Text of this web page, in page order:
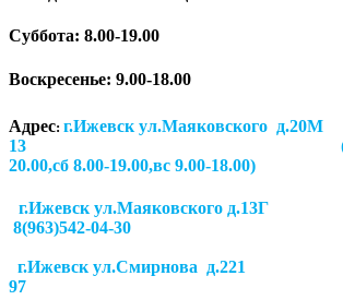
Суббота: 8.00-19.00
Воскресенье: 9.00-18.00
Адрес: г.Ижевск ул.Маяковского
13 (Пн-
20.00,сб 8.00-19.00,вс 9.00-18.00)
г.Ижевск ул.Маяковского
8(963)542-04-30
г.Ижевск ул.Смирнова д.221
97